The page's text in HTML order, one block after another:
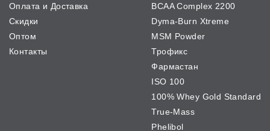
Оплата и Доставка
Скидки
Оптом
Контакты
BCAA Complex 2200
Dyma-Burn Xtreme
MSM Powder
Трофикс
Фармастан
ISO 100
100% Whey Gold Standard
True-Mass
Phelibol